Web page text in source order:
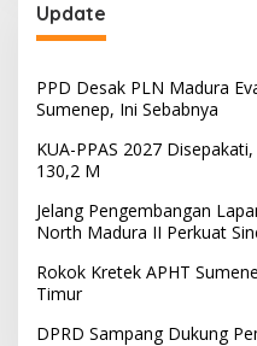
Update
PPD Desak PLN Madura
Sumenep, Ini Sebabnya
KUA-PPAS 2027
130,2 M
Jelang Pengembangan
North Madura II Perkuat
Rokok Kretek APHT
Timur
DPRD Sampang Dukung